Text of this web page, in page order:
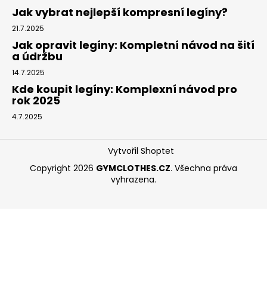
Jak vybrat nejlepší kompresní legíny?
21.7.2025
Jak opravit legíny: Kompletní návod na šití
a údržbu
14.7.2025
Kde koupit legíny: Komplexní návod pro
rok 2025
4.7.2025
Vytvořil Shoptet
Copyright 2026 GYMCLOTHES.CZ. Všechna práva
vyhrazena.